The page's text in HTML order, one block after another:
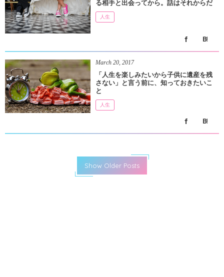
る相手と出会ってから。話はそれからだ
人生
March 20,2017
「人生を楽しみたいから子供に遺産を残
さない」と言う前に、知っておきたいこ
と
人生
Show Older Posts